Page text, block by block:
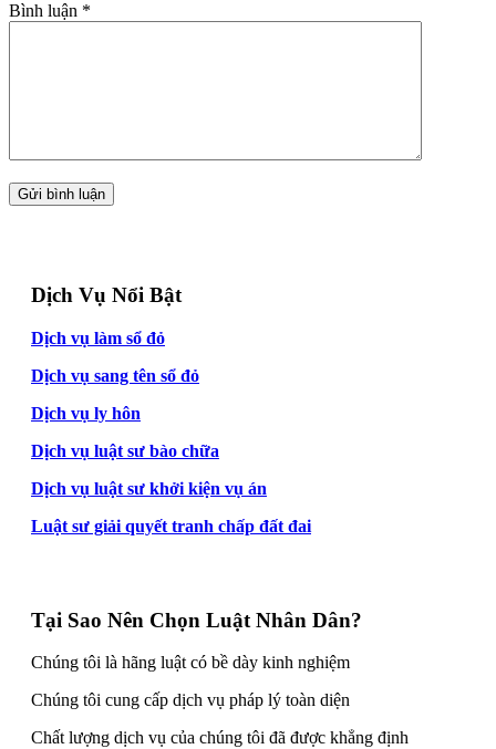
Bình luận *
Dịch Vụ Nổi Bật
Dịch vụ làm sổ đỏ
Dịch vụ sang tên sổ đỏ
Dịch vụ ly hôn
Dịch vụ luật sư bào chữa
Dịch vụ luật sư khởi kiện vụ án
Luật sư giải quyết tranh chấp đất đai
Tại Sao Nên Chọn Luật Nhân Dân?
Chúng tôi là hãng luật có bề dày kinh nghiệm
Chúng tôi cung cấp dịch vụ pháp lý toàn diện
Chất lượng dịch vụ của chúng tôi đã được khẳng định